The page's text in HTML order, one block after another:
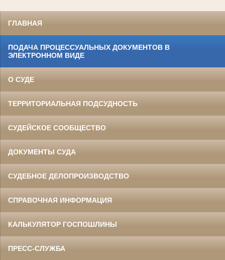
ГЛАВНАЯ
ПОДАЧА ПРОЦЕССУАЛЬНЫХ ДОКУМЕНТОВ В
ЭЛЕКТРОННОМ ВИДЕ
О СУДЕ
ТЕРРИТОРИАЛЬНАЯ ПОДСУДНОСТЬ
СУДЕЙСКОЕ СООБЩЕСТВО
ДОКУМЕНТЫ СУДА
СУДЕБНОЕ ДЕЛОПРОИЗВОДСТВО
СПРАВОЧНАЯ ИНФОРМАЦИЯ
КАЛЬКУЛЯТОР ГОСПОШЛИНЫ
ПРЕСС-СЛУЖБА